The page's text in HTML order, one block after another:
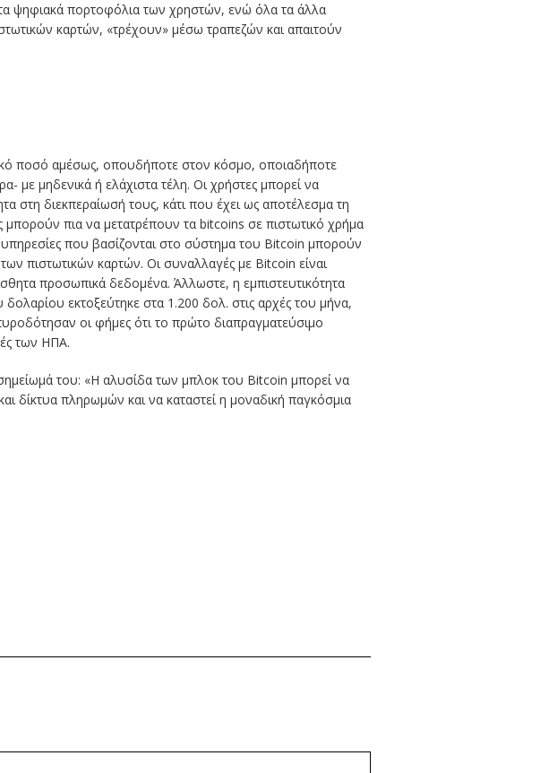
ψηφιακά πορτοφόλια των χρηστών, ενώ όλα τα άλλα
καρτών, «τρέχουν» μέσω τραπεζών και απαιτούν
ποσό αμέσως, οπουδήποτε στον κόσμο, οποιαδήποτε
με μηδενικά ή ελάχιστα τέλη. Οι χρήστες μπορεί να
στη διεκπεραίωσή τους, κάτι που έχει ως αποτέλεσμα τη
πια να μετατρέπουν τα bitcoins σε πιστωτικό χρήμα
που βασίζονται στο σύστημα του Bitcoin μπορούν
πιστωτικών καρτών. Οι συναλλαγές με Bitcoin είναι
προσωπικά δεδομένα. Άλλωστε, η εμπιστευτικότητα
δολαρίου εκτοξεύτηκε στα 1.200 δολ. στις αρχές του μήνα,
οι φήμες ότι το πρώτο διαπραγματεύσιμο
των ΗΠΑ.
του: «Η αλυσίδα των μπλοκ του Bitcoin μπορεί να
δίκτυα πληρωμών και να καταστεί η μοναδική παγκόσμια